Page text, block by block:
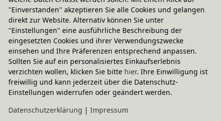
"Einverstanden" akzeptieren Sie alle Cookies und gelangen
direkt zur Website. Alternativ können Sie unter
"Einstellungen" eine ausführliche Beschreibung der
eingesetzten Cookies und ihrer Verwendungszwecke
einsehen und Ihre Präferenzen entsprechend anpassen.
Sollten Sie auf ein personalisiertes Einkaufserlebnis
verzichten wollen, klicken Sie bitte hier. Ihre Einwilligung ist
freiwillig und kann jederzeit über die Datenschutz-
Einstellungen widerrufen oder geändert werden.
Daten­schutz­erklärung | Impressum